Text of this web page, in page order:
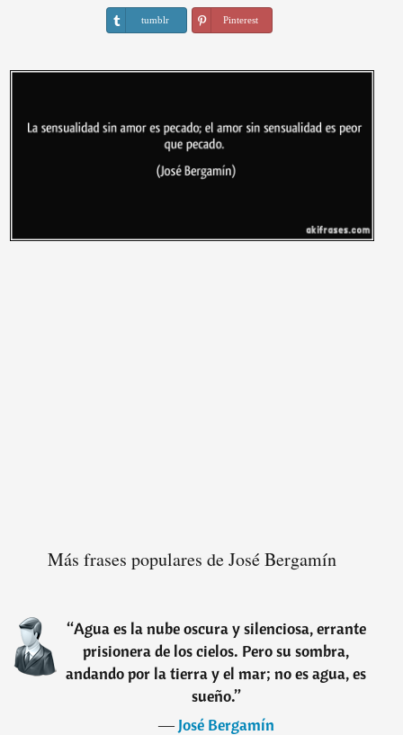
tumblr Pinterest
Más frases populares de José Bergamín
“Agua es la nube oscura y silenciosa, errante
prisionera de los cielos. Pero su sombra,
andando por la tierra y el mar; no es agua, es
sueño.”
―José Bergamín